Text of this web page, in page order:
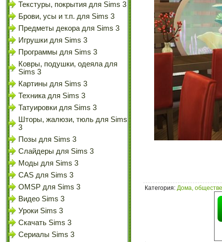
Текстуры, покрытия для Sims 3
Брови, усы и т.п. для Sims 3
Предметы декора для Sims 3
Игрушки для Sims 3
Программы для Sims 3
Ковры, подушки, одеяла для
Sims 3
Картины для Sims 3
Техника для Sims 3
Татуировки для Sims 3
Шторы, жалюзи, тюль для Sims
3
Позы для Sims 3
Слайдеры для Sims 3
Моды для Sims 3
CAS для Sims 3
OMSP для Sims 3
Видео Sims 3
Уроки Sims 3
Скачать Sims 3
Сериалы Sims 3
Категория: Дома,